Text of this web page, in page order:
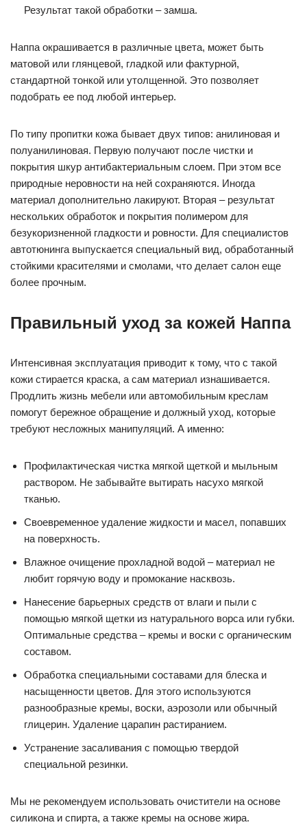
Результат такой обработки – замша.
Наппа окрашивается в различные цвета, может быть
матовой или глянцевой, гладкой или фактурной,
стандартной тонкой или утолщенной. Это позволяет
подобрать ее под любой интерьер.
По типу пропитки кожа бывает двух типов: анилиновая и
полуанилиновая. Первую получают после чистки и
покрытия шкур антибактериальным слоем. При этом все
природные неровности на ней сохраняются. Иногда
материал дополнительно лакируют. Вторая – результат
нескольких обработок и покрытия полимером для
безукоризненной гладкости и ровности. Для специалистов
автотюнинга выпускается специальный вид, обработанный
стойкими красителями и смолами, что делает салон еще
более прочным.
Правильный уход за кожей Наппа
Интенсивная эксплуатация приводит к тому, что с такой
кожи стирается краска, а сам материал изнашивается.
Продлить жизнь мебели или автомобильным креслам
помогут бережное обращение и должный уход, которые
требуют несложных манипуляций. А именно:
Профилактическая чистка мягкой щеткой и мыльным
раствором. Не забывайте вытирать насухо мягкой
тканью.
Своевременное удаление жидкости и масел, попавших
на поверхность.
Влажное очищение прохладной водой – материал не
любит горячую воду и промокание насквозь.
Нанесение барьерных средств от влаги и пыли с
помощью мягкой щетки из натурального ворса или губки.
Оптимальные средства – кремы и воски с органическим
составом.
Обработка специальными составами для блеска и
насыщенности цветов. Для этого используются
разнообразные кремы, воски, аэрозоли или обычный
глицерин. Удаление царапин растиранием.
Устранение засаливания с помощью твердой
специальной резинки.
Мы не рекомендуем использовать очистители на основе
силикона и спирта, а также кремы на основе жира.